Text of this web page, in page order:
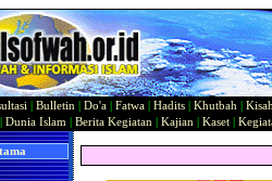
Bulletin Do'a Fatwa Hadits Khutbah
Dunia Islam Berita Kegiatan Kajian Kaset|